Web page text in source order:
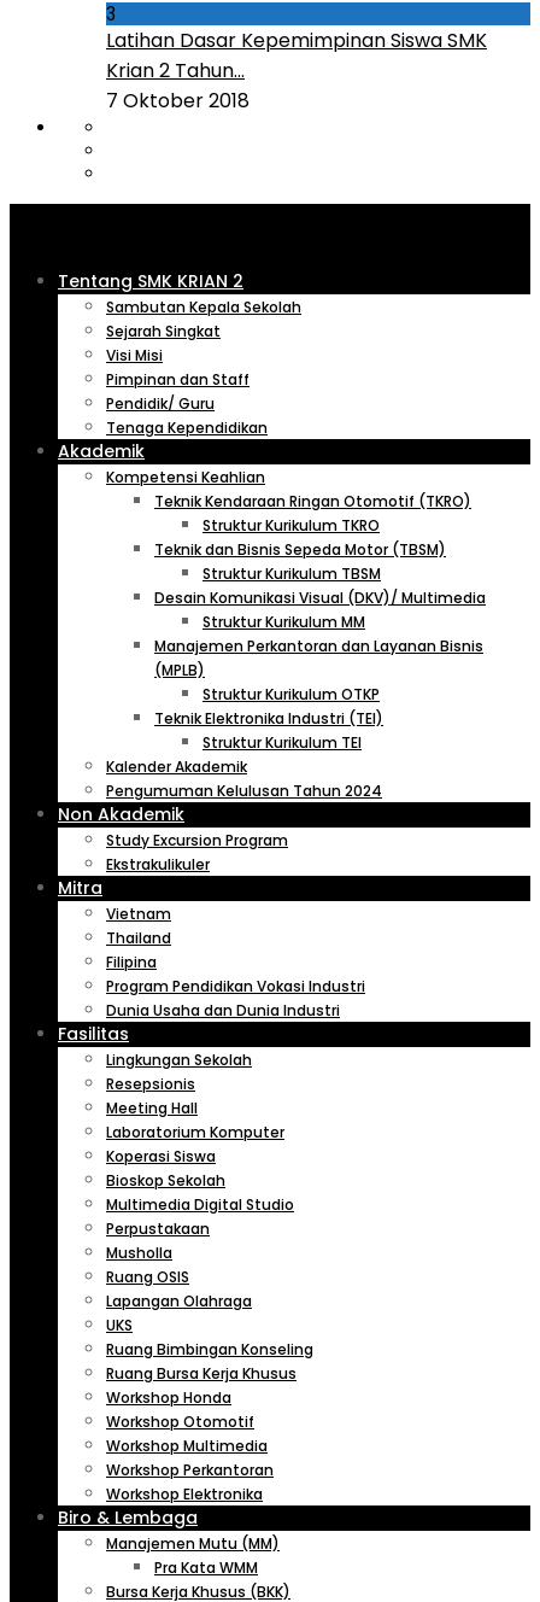
3
Latihan Dasar Kepemimpinan Siswa SMK
Krian 2 Tahun...
7 Oktober 2018
Tentang SMK KRIAN 2
Sambutan Kepala Sekolah
Sejarah Singkat
Visi Misi
Pimpinan dan Staff
Pendidik/ Guru
Tenaga Kependidikan
Akademik
Kompetensi Keahlian
Teknik Kendaraan Ringan Otomotif (TKRO)
Struktur Kurikulum TKRO
Teknik dan Bisnis Sepeda Motor (TBSM)
Struktur Kurikulum TBSM
Desain Komunikasi Visual (DKV)/ Multimedia
Struktur Kurikulum MM
Manajemen Perkantoran dan Layanan Bisnis
(MPLB)
Struktur Kurikulum OTKP
Teknik Elektronika Industri (TEI)
Struktur Kurikulum TEI
Kalender Akademik
Pengumuman Kelulusan Tahun 2024
Non Akademik
Study Excursion Program
Ekstrakulikuler
Mitra
Vietnam
Thailand
Filipina
Program Pendidikan Vokasi Industri
Dunia Usaha dan Dunia Industri
Fasilitas
Lingkungan Sekolah
Resepsionis
Meeting Hall
Laboratorium Komputer
Koperasi Siswa
Bioskop Sekolah
Multimedia Digital Studio
Perpustakaan
Musholla
Ruang OSIS
Lapangan Olahraga
UKS
Ruang Bimbingan Konseling
Ruang Bursa Kerja Khusus
Workshop Honda
Workshop Otomotif
Workshop Multimedia
Workshop Perkantoran
Workshop Elektronika
Biro & Lembaga
Manajemen Mutu (MM)
Pra Kata WMM
Bursa Kerja Khusus (BKK)